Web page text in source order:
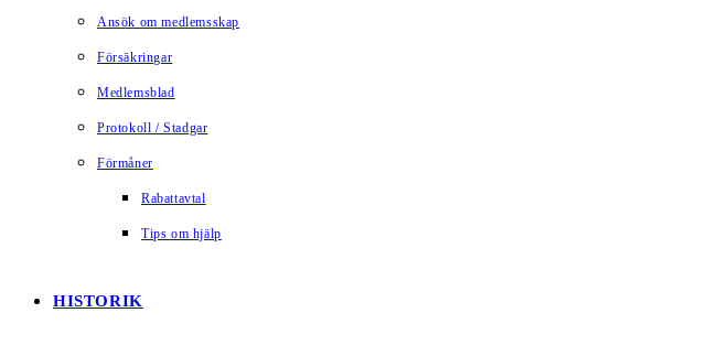
Ansök om medlemsskap
Försäkringar
Medlemsblad
Protokoll / Stadgar
Förmåner
Rabattavtal
Tips om hjälp
HISTORIK